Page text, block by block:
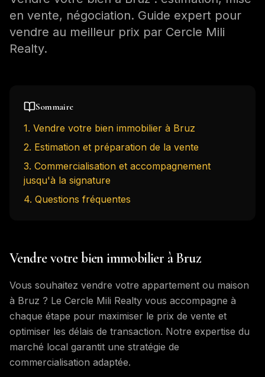
en vente, négociation. Guide expert pour
vendre au meilleur prix par Cercle Mili
Realty.
Sommaire
1. Vendre votre bien immobilier à Bruz
2. Estimation et préparation de la vente
3. Commercialisation et accompagnement
jusqu'à la signature
4. Questions fréquentes
Vendre votre bien immobilier à Bruz
Vous souhaitez vendre votre appartement ou maison
à Bruz ? Le Cercle Mili Realty vous accompagne à
chaque étape pour maximiser le prix de vente et
optimiser les délais de transaction. Notre expertise du
marché local garantit une stratégie de
commercialisation adaptée.